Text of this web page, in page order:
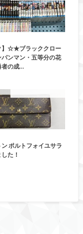
】☆★ブラッククロー
ンマン・五等分の花
者の成…
ポルトフォイユサラ
た！